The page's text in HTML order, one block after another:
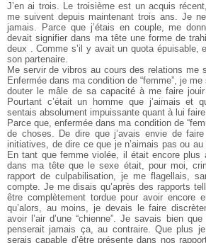
J’en ai trois. Le troisième est un acquis
me suivent depuis maintenant trois ans. Je ne
jamais. Parce que j’étais en couple, me
devait signifier dans ma tête une forme de
deux . Comme s’il y avait un quota épuisable,
son partenaire.
Me servir de vibros au cours des relations me
Enfermée dans ma condition de “femme”, je
douter le mâle de sa capacité à me faire
Pourtant c’était un homme que j’aimais et
sentais absolument impuissante quant à lui
Parce que, enfermée dans ma condition de
de choses. De dire que j’avais envie de faire
initiatives, de dire ce que je n’aimais pas ou au
En tant que femme violée, il était encore plus
dans ma tête que le sexe était, pour moi,
rapport de culpabilisation, je me flagellais,
compte. Je me disais qu’après des rapports
être complètement tordue pour avoir encore
qu’alors, au moins, je devais le faire
avoir l’air d’une “chienne”. Je savais bien que
penserait jamais ça, au contraire. Que plus je
serais capable d’être présente dans nos